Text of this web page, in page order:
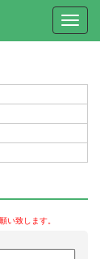
Toggle
い致します。